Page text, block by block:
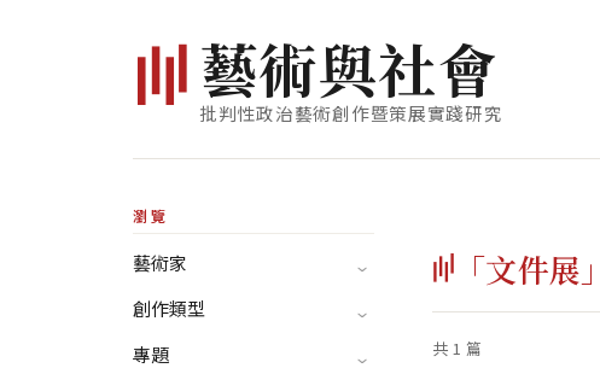
藝術與社會
批判性政治藝術創作暨策展實踐研究
瀏覽
藝術家
創作類型
專題
「文件展」
共 1 篇